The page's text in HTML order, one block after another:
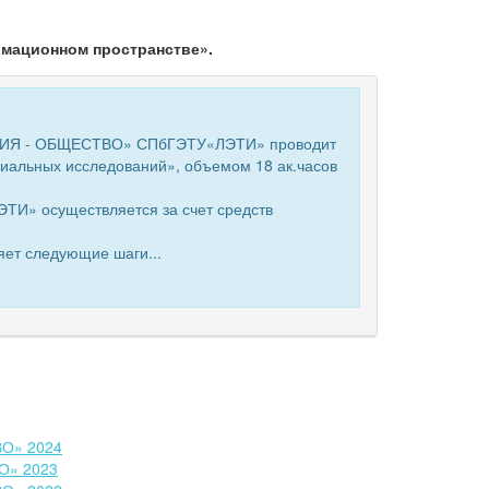
пространстве».
- ОБЩЕСТВО» СПбГЭТУ«ЛЭТИ» проводит
исследований», объемом 18 ак.часов
осуществляется за счет средств
следующие шаги...
2024
2023